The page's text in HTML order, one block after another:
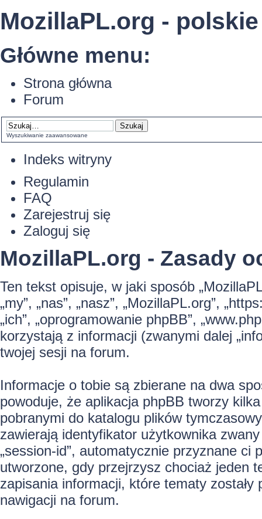
MozillaPL.org -
Główne menu:
Strona główna
Forum
Wyszukiwanie zaawansowane
Indeks witryny
Regulamin
FAQ
Zarejestruj się
Zaloguj się
MozillaPL.org - Zasady
Ten tekst opisuje, w jaki sposób
„my”, „nas”, „nasz”, „MozillaPL.org”,
„ich”, „oprogramowanie phpBB”,
korzystają z informacji (zwanymi dalej
twojej sesji na forum.
Informacje o tobie są zbierane na dwa
powoduje, że aplikacja phpBB tworzy
pobranymi do katalogu plików
zawierają identyfikator użytkownika
„session-id”, automatycznie przyznane
utworzone, gdy przejrzysz chociaż jeden
zapisania informacji, które tematy zostały
nawigacji na forum.